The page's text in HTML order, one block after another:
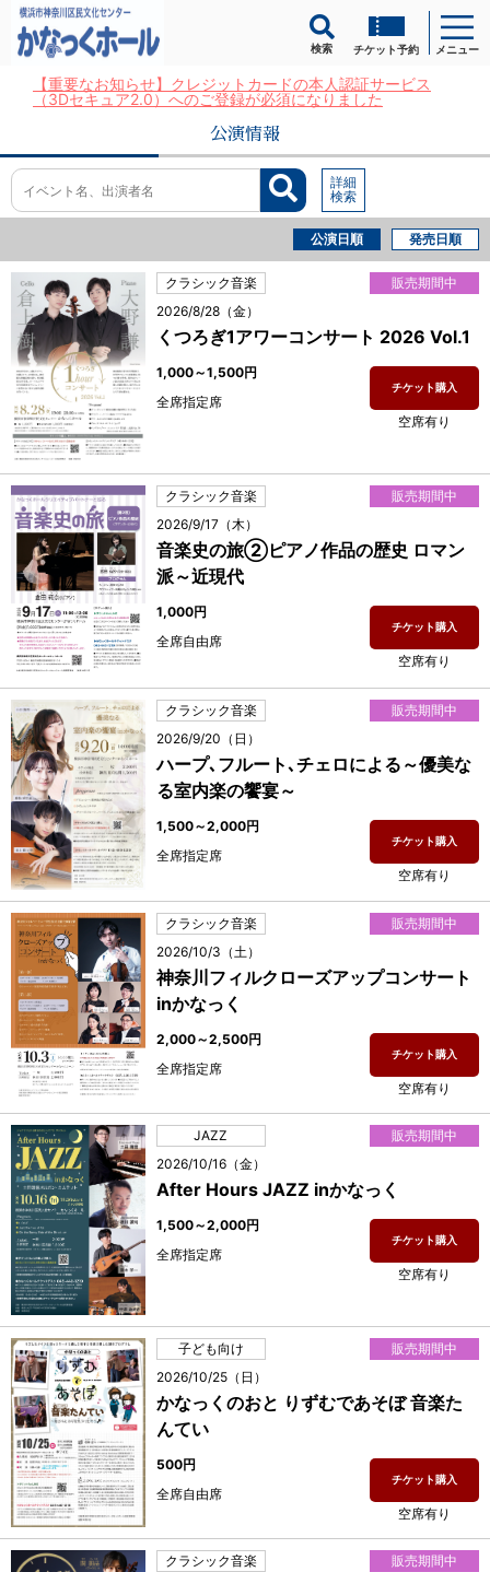
検索 チケット予約 メニュー
【重要なお知らせ】クレジットカードの本人認証サービス
（3Dセキュア2.0）へのご登録が必須になりました
公演情報
詳細
検索
公演日順 発売日順
クラシック音楽
2026/8/28（金）
販売期間中
くつろぎ1アワーコンサート 2026 Vol.1
1,000～1,500円
全席指定席
チケット購入
空席有り
クラシック音楽
2026/9/17（木）
販売期間中
音楽史の旅②ピアノ作品の歴史 ロマン
派～近現代
1,000円
全席自由席
チケット購入
空席有り
クラシック音楽
2026/9/20（日）
販売期間中
ハープ､フルート､チェロによる～優美な
る室内楽の饗宴～
1,500～2,000円
全席指定席
チケット購入
空席有り
クラシック音楽
2026/10/3（土）
販売期間中
神奈川フィルクローズアップコンサート
inかなっく
2,000～2,500円
全席指定席
チケット購入
空席有り
JAZZ
2026/10/16（金）
販売期間中
After Hours JAZZ inかなっく
1,500～2,000円
全席指定席
チケット購入
空席有り
子ども向け
2026/10/25（日）
販売期間中
かなっくのおと りずむであそぼ 音楽た
んてい
500円
全席自由席
チケット購入
空席有り
クラシック音楽
販売期間中